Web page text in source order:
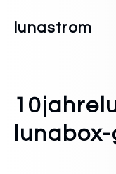
lunastrom